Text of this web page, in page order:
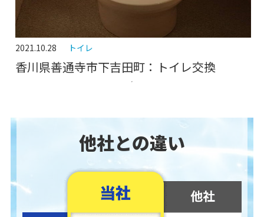
2021.10.28 トイレ
香川県善通寺市下吉田町：トイレ交換
他社との違い